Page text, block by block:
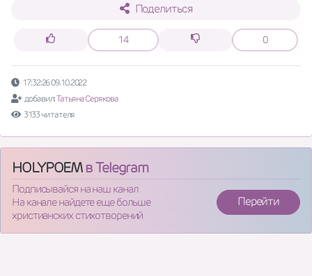
Поделиться
14 0
17:32:26 09.10.2022
добавил:Татьяна Серякова
3133 читателя
HOLYPOEMв Telegram
Подписывайся на наш канал
На канале найдете еще больше
христианских стихотворений
Перейти